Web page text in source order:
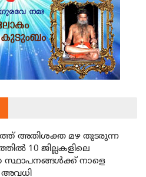
അതിശക്ത മഴ തുടരുന്ന
10 ജില്ലകളിലെ
സ്ഥാപനങ്ങൾക്ക് നാളെ